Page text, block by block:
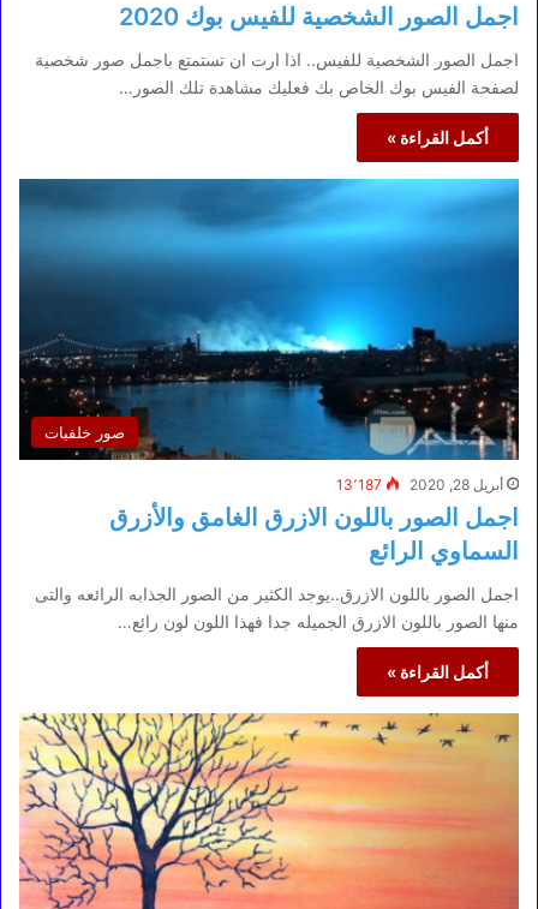
اجمل الصور الشخصية للفيس بوك 2020
اجمل الصور الشخصية للفيس.. اذا ارت ان تستمتع باجمل صور شخصية
لصفحة الفيس بوك الخاص بك فعليك مشاهدة تلك الصور…
أكمل القراءة »
صور خلفيات
أبريل 28, 2020 13٬187
اجمل الصور باللون الازرق الغامق والأزرق
السماوي الرائع
اجمل الصور باللون الازرق..يوجد الكثير من الصور الجذابه الرائعه والتى
منها الصور باللون الازرق الجميله جدا فهذا اللون لون رائع…
أكمل القراءة »